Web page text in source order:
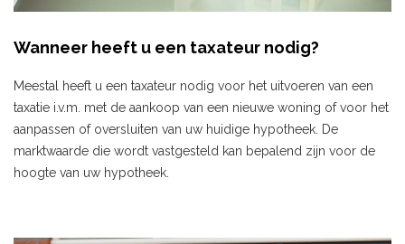
Wanneer heeft u een taxateur nodig?
Meestal heeft u een taxateur nodig voor het uitvoeren van een
taxatie i.v.m. met de aankoop van een nieuwe woning of voor het
aanpassen of oversluiten van uw huidige hypotheek. De
marktwaarde die wordt vastgesteld kan bepalend zijn voor de
hoogte van uw hypotheek.